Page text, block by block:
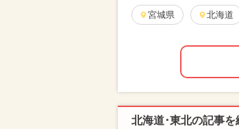
宮城県 北海道
北海道･東北の記事を